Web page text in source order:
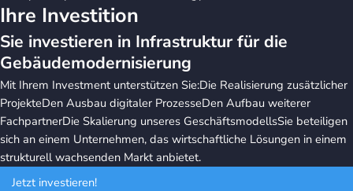
Ihre Investition
Sie investieren in Infrastruktur für die
Gebäudemodernisierung
Mit Ihrem Investment unterstützen Sie:Die Realisierung zusätzlicher
ProjekteDen Ausbau digitaler ProzesseDen Aufbau weiterer
FachpartnerDie Skalierung unseres GeschäftsmodellsSie beteiligen
sich an einem Unternehmen, das wirtschaftliche Lösungen in einem
strukturell wachsenden Markt anbietet.
Jetzt investieren!